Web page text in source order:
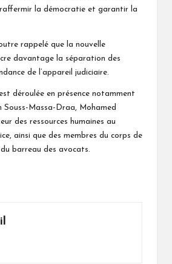
la démocratie et garantir la
rappelé que la nouvelle
davantage la séparation des
de l’appareil judiciaire.
déroulée en présence notamment
Souss-Massa-Draa, Mohamed
des ressources humaines au
ainsi que des membres du corps de
barreau des avocats.